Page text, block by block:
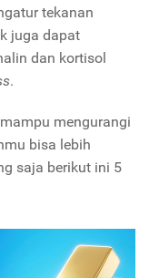
tekanan
juga dapat
dan kortisol
.
mengurangi
bisa lebih
saja berikut ini 5